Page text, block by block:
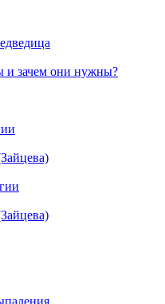
и зачем они нужны?